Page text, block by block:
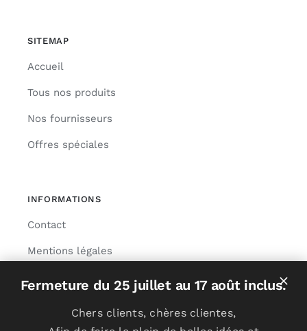
SITEMAP
Accueil
Tous nos produits
Nos fournisseurs
Offres spéciales
INFORMATIONS
Contact
Mentions légales
Fermeture du 25 juillet au 17 août inclus.
Chers clients, chères clientes,